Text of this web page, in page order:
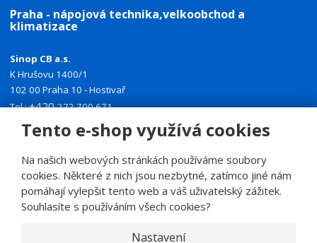
Tento e-shop využívá cookies
Na našich webových stránkách používáme soubory
cookies. Některé z nich jsou nezbytné, zatímco jiné nám
pomáhají vylepšit tento web a váš uživatelský zážitek.
Souhlasíte s používáním všech cookies?
Nastavení
Praha - nápojová technika,velkoobchod a
klimatizace
Sinop CB a.s.
K Hrušovu 1400/1
102 00 Praha 10 - Hostivař
Tel.:+420272 700 671
Mobil:+420774 335 918
E-mail:sinoppraha@sinop.cz
Další kontakty